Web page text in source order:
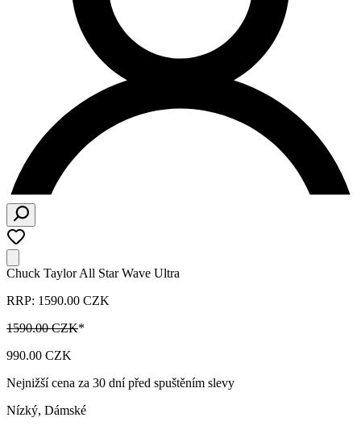
Chuck Taylor All Star Wave Ultra
RRP: 1590.00 CZK
1590.00 CZK*
990.00 CZK
Nejnižší cena za 30 dní před spuštěním slevy
Nízký, Dámské